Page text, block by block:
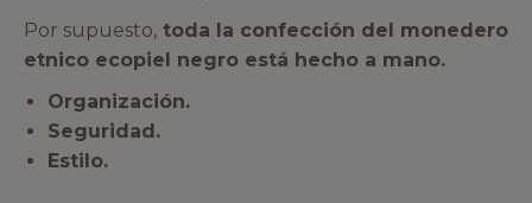
Por supuesto, toda la confección del monedero
etnico ecopiel negro está hecho a mano.
Organización.
Seguridad.
Estilo.